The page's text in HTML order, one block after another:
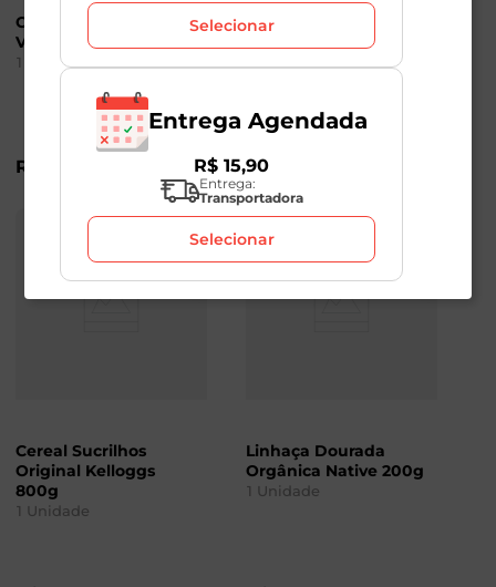
Chia Preta Chocolate
Verde 250g
1 Unidade
R$
Gergelim Sésamo
Real Descascado e
Tostado 160g
R$
Cereal Sucrilhos
Original Kelloggs
800g
1 Unidade
Linhaça Dourada
Orgânica Native 200g
1 Unidade
Selecionar
Entrega Agendada
R$ 15,90
Entrega:
Transportadora
Selecionar